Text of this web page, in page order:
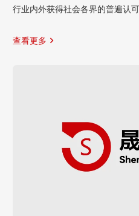
行业内外获得社会各界的普遍认
查看更多